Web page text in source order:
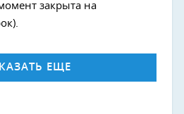
закрыта на
ЕЩЕ